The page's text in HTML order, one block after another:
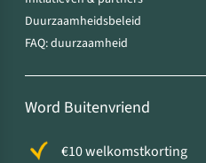
Duurzaamheidsbeleid
FAQ: duurzaamheid
Word Buitenvriend
€10 welkomstkorting